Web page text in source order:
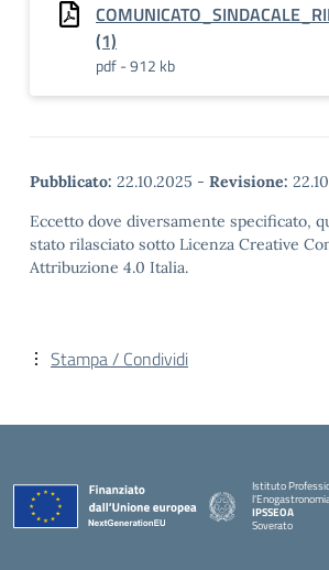
(1)
pdf - 912 kb
Pubblicato: 22.10.2025 - Revisione:
Eccetto dove diversamente specificato,
stato rilasciato sotto Licenza Creative
Attribuzione 4.0 Italia.
Stampa / Condividi
Istituto
IPSSEOA
Soverato